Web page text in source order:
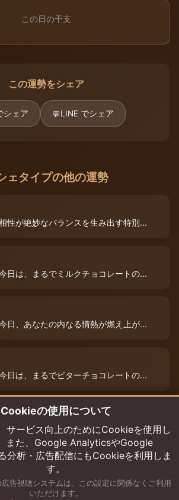
この日の干支
この運勢をシェア
シェア 💬LINE でシェア
ェタイプの他の運勢
性が絶妙なバランスを生み出す特別...
日は、まるでミルクチョコレートの...
日、あなたの内なる情熱が燃え上が...
日は、まるでビターチョコレートの...
妙な絡み合いが運命を彩ります。チ...
Cookieの使用について
サービス向上のためにCookieを使用し
また、Google AnalyticsやGoogle
分析・広告配信にもCookieを利用しま
す。
告視聴システムは、この設定に関係なくご利用
いただけます。